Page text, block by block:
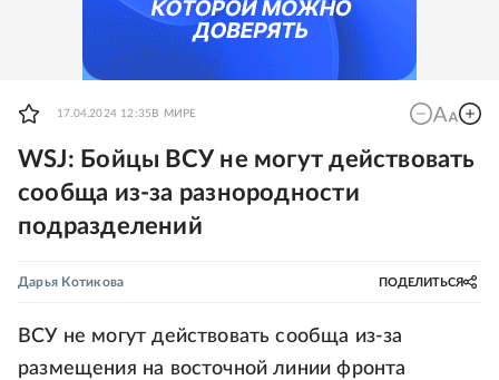
17.04.2024 12:35 В МИРЕ
WSJ: Бойцы ВСУ не могут действовать
сообща из-за разнородности
подразделений
Дарья Котикова ПОДЕЛИТЬСЯ
ВСУ не могут действовать сообща из-за
размещения на восточной линии фронта